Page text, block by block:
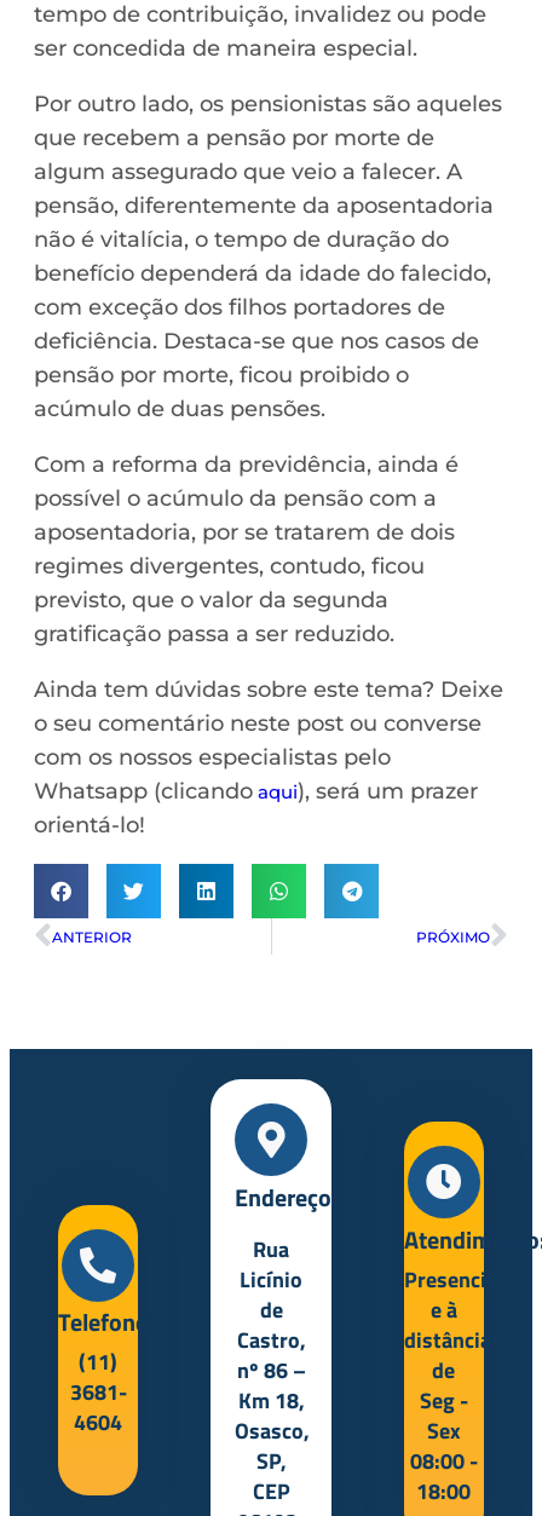
tempo de contribuição, invalidez ou pode
ser concedida de maneira especial.
Por outro lado, os pensionistas são aqueles
que recebem a pensão por morte de
algum assegurado que veio a falecer. A
pensão, diferentemente da aposentadoria
não é vitalícia, o tempo de duração do
benefício dependerá da idade do falecido,
com exceção dos filhos portadores de
deficiência. Destaca-se que nos casos de
pensão por morte, ficou proibido o
acúmulo de duas pensões.
Com a reforma da previdência, ainda é
possível o acúmulo da pensão com a
aposentadoria, por se tratarem de dois
regimes divergentes, contudo, ficou
previsto, que o valor da segunda
gratificação passa a ser reduzido.
Ainda tem dúvidas sobre este tema? Deixe
o seu comentário neste post ou converse
com os nossos especialistas pelo
Whatsapp (clicando aqui), será um prazer
orientá-lo!
ANTERIOR PRÓXIMO
Telefone:
(11)
3681-
4604
Endereço:
Rua
Licínio
de
Castro,
nº 86 –
Km 18,
Osasco,
SP,
CEP
Presencial
e à
distância
de
Seg -
Sex
08:00 -
18:00